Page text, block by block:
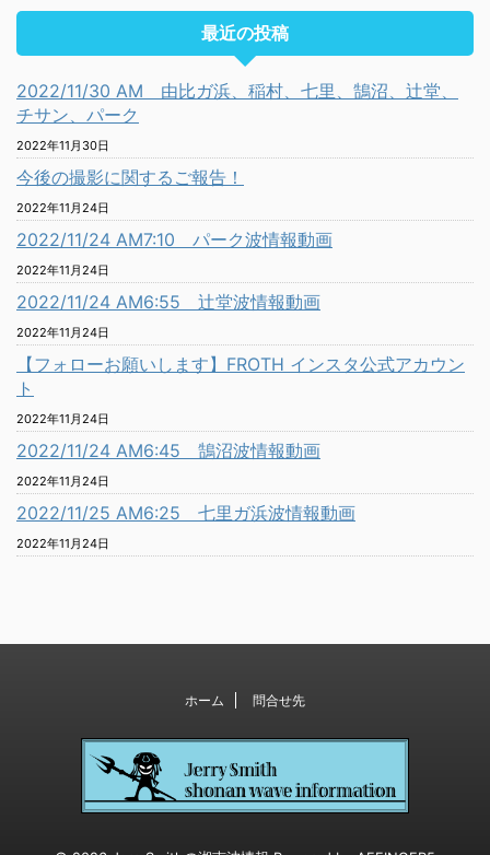
最近の投稿
2022/11/30 AM 由比ガ浜、稲村、七里、鵠沼、辻堂、
チサン、パーク
2022年11月30日
今後の撮影に関するご報告！
2022年11月24日
2022/11/24 AM7:10 パーク波情報動画
2022年11月24日
2022/11/24 AM6:55 辻堂波情報動画
2022年11月24日
【フォローお願いします】FROTH インスタ公式アカウン
ト
2022年11月24日
2022/11/24 AM6:45 鵠沼波情報動画
2022年11月24日
2022/11/25 AM6:25 七里ガ浜波情報動画
2022年11月24日
ホーム 問合せ先